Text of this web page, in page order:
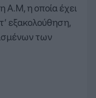
Α.Μ, η οποία έχει
εξακολούθηση,
των